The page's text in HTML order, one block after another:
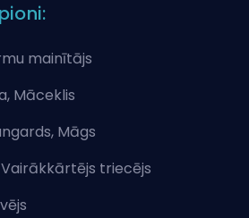
mainītājs
Māceklis
Māgs
triecējs